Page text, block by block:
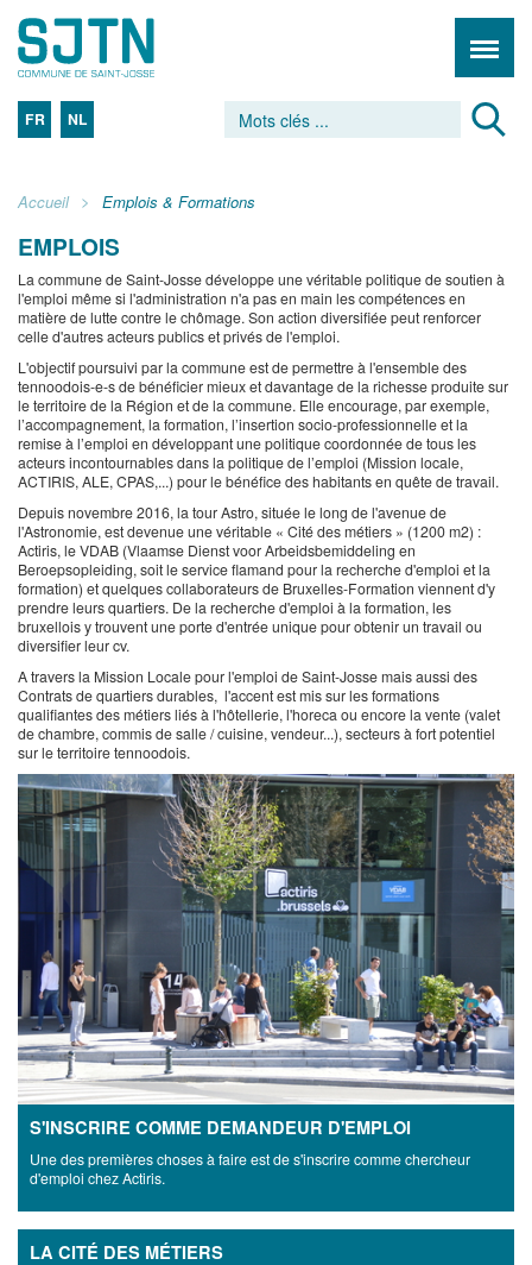
FR NL
Accueil Emplois & Formations
EMPLOIS
La commune de Saint-Josse développe une véritable politique de soutien à
l'emploi même si l'administration n'a pas en main les compétences en
matière de lutte contre le chômage. Son action diversifiée peut renforcer
celle d'autres acteurs publics et privés de l'emploi.
L'objectif poursuivi par la commune est de permettre à l'ensemble des
tennoodois-e-s de bénéficier mieux et davantage de la richesse produite sur
le territoire de la Région et de la commune. Elle encourage, par exemple,
l’accompagnement, la formation, l’insertion socio-professionnelle et la
remise à l’emploi en développant une politique coordonnée de tous les
acteurs incontournables dans la politique de l’emploi (Mission locale,
ACTIRIS, ALE, CPAS,...) pour le bénéfice des habitants en quête de travail.
Depuis novembre 2016, la tour Astro, située le long de l'avenue de
l'Astronomie, est devenue une véritable « Cité des métiers » (1200 m2) :
Actiris, le VDAB (Vlaamse Dienst voor Arbeidsbemiddeling en
Beroepsopleiding, soit le service flamand pour la recherche d'emploi et la
formation) et quelques collaborateurs de Bruxelles-Formation viennent d'y
prendre leurs quartiers. De la recherche d'emploi à la formation, les
bruxellois y trouvent une porte d'entrée unique pour obtenir un travail ou
diversifier leur cv.
A travers la Mission Locale pour l'emploi de Saint-Josse mais aussi des
Contrats de quartiers durables, l'accent est mis sur les formations
qualifiantes des métiers liés à l'hôtellerie, l'horeca ou encore la vente (valet
de chambre, commis de salle / cuisine, vendeur...), secteurs à fort potentiel
sur le territoire tennoodois.
S'INSCRIRE COMME DEMANDEUR D'EMPLOI
Une des premières choses à faire est de s'inscrire comme chercheur
d'emploi chez Actiris.
LA CITÉ DES MÉTIERS